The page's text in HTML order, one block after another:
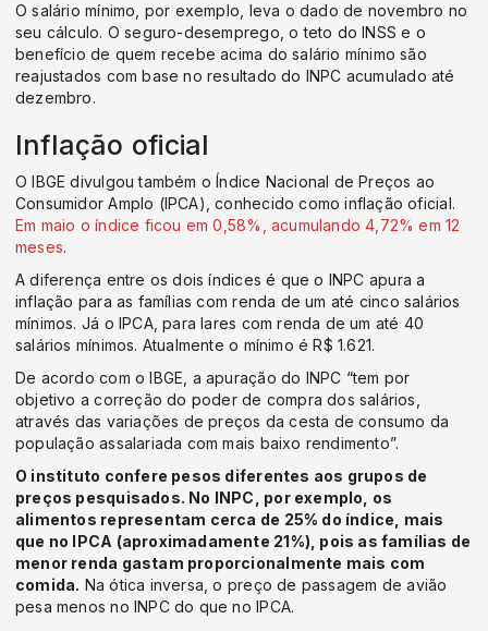
O salário mínimo, por exemplo, leva o dado de novembro no
seu cálculo. O seguro-desemprego, o teto do INSS e o
benefício de quem recebe acima do salário mínimo são
reajustados com base no resultado do INPC acumulado até
dezembro.
Inflação oficial
O IBGE divulgou também o Índice Nacional de Preços ao
Consumidor Amplo (IPCA), conhecido como inflação oficial.
Em maio o índice ficou em 0,58%, acumulando 4,72% em 12
meses.
A diferença entre os dois índices é que o INPC apura a
inflação para as famílias com renda de um até cinco salários
mínimos. Já o IPCA, para lares com renda de um até 40
salários mínimos. Atualmente o mínimo é R$ 1.621.
De acordo com o IBGE, a apuração do INPC “tem por
objetivo a correção do poder de compra dos salários,
através das variações de preços da cesta de consumo da
população assalariada com mais baixo rendimento”.
O instituto confere pesos diferentes aos grupos de
preços pesquisados. No INPC, por exemplo, os
alimentos representam cerca de 25% do índice, mais
que no IPCA (aproximadamente 21%), pois as famílias de
menor renda gastam proporcionalmente mais com
comida. Na ótica inversa, o preço de passagem de avião
pesa menos no INPC do que no IPCA.